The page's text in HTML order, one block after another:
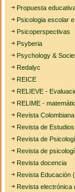
Propuesta
Psicologia escolar
Psicoperspectivas
Psyberia
Psychology &
Redalyc
REICE
RELIEVE -
RELIME -
Revista
Revista de
Revista de
Revista de
Revista docencia
Revista Educación
Revista electrónica